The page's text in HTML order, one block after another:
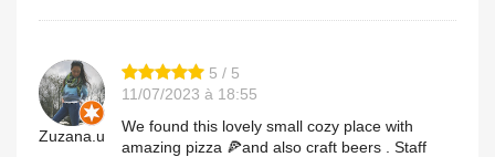
Zuzana.u
5 / 5
11/07/2023 à 18:55
We found this lovely small cozy place with
amazing pizza 🍕and also craft beers . Staff